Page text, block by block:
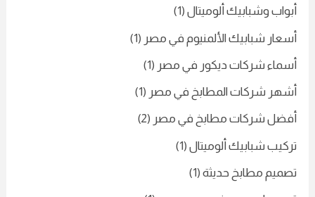
وشبابيك ألوميتال(1)
شبابيك الألمنيوم في مصر (1)
شركات ديكور في مصر (1)
شركات المطابخ في مصر (1)
شركات مطابخ في مصر (2)
شبابيك ألوميتال(1)
مطابخ حديثة (1)